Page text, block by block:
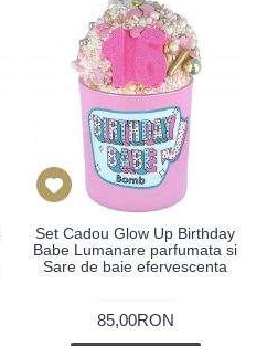
Set Cadou Glow Up Birthday
Babe Lumanare parfumata si
Sare de baie efervescenta
85,00RON